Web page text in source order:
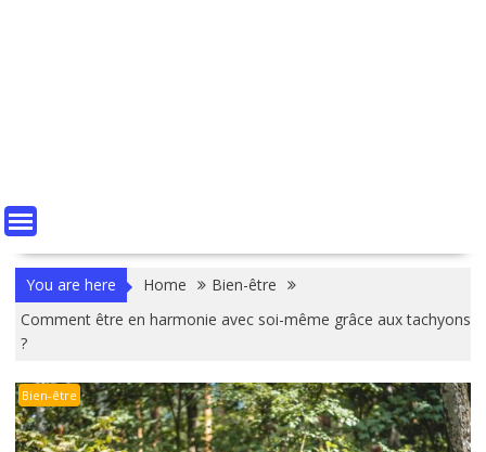
You are here Home
Bien-être
Comment être en harmonie avec soi-même grâce aux tachyons
?
Bien-être